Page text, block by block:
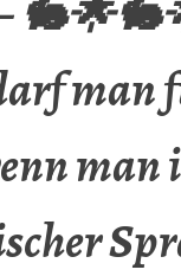
man
man